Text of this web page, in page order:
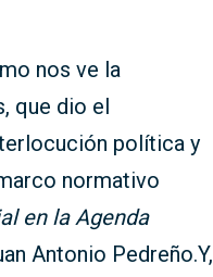
nos ve la
que dio el
política y
normativo
en la Agenda
Antonio Pedreño.Y,